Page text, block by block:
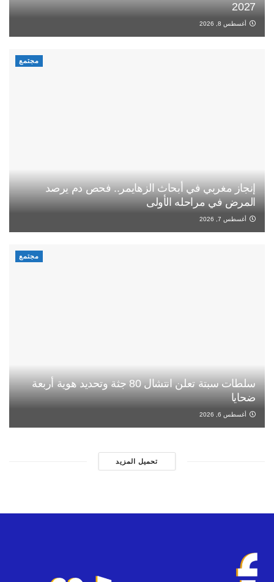
2027
أغسطس 8, 2026
مجتمع
إنجاز مغربي في أبحاث الزهايمر.. فحص دم يرصد
المرض في مراحله الأولى
أغسطس 7, 2026
مجتمع
سلطات سبتة تعلن انتشال 80 جثة وتحديد هوية أربعة
ضحايا
أغسطس 6, 2026
تحميل المزيد